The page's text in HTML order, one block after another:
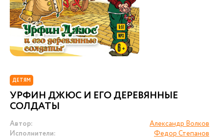
ДЕТЯМ
УРФИН ДЖЮС И ЕГО ДЕРЕВЯННЫЕ
СОЛДАТЫ
Автор:
Александр Волков
Исполнители:
Федор Степанов